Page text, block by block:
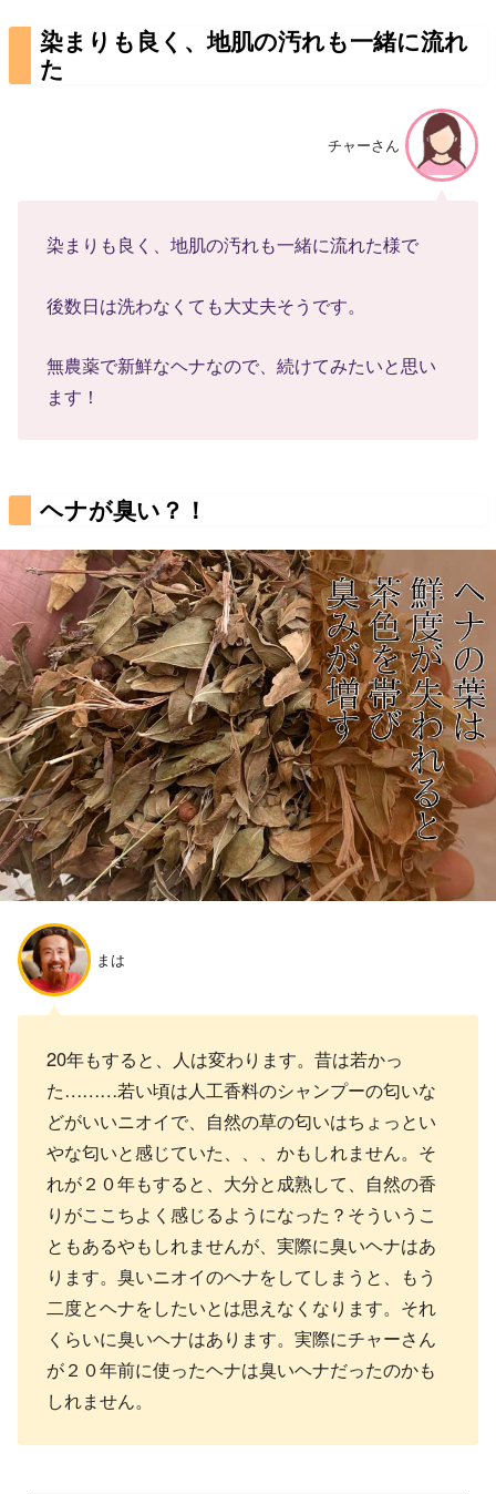
染まりも良く、地肌の汚れも一緒に流れ
た
チャーさん
染まりも良く、地肌の汚れも一緒に流れた様で
後数日は洗わなくても大丈夫そうです。
無農薬で新鮮なヘナなので、続けてみたいと思い
ます！
ヘナが臭い？！
まは
20年もすると、人は変わります。昔は若かっ
た………若い頃は人工香料のシャンプーの匂いな
どがいいニオイで、自然の草の匂いはちょっとい
やな匂いと感じていた、、、かもしれません。そ
れが２０年もすると、大分と成熟して、自然の香
りがここちよく感じるようになった？そういうこ
ともあるやもしれませんが、実際に臭いヘナはあ
ります。臭いニオイのヘナをしてしまうと、もう
二度とヘナをしたいとは思えなくなります。それ
くらいに臭いヘナはあります。実際にチャーさん
が２０年前に使ったヘナは臭いヘナだったのかも
しれません。